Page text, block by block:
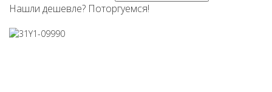
Нашли дешевле? Поторгуемся!